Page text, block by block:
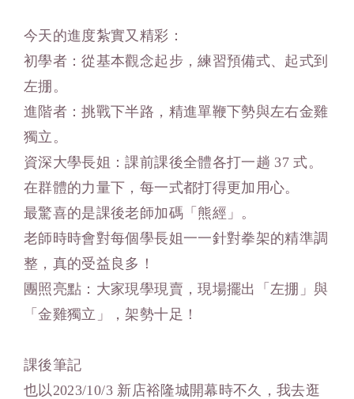
今天的進度紮實又精彩：
初學者：從基本觀念起步，練習預備式、起式到
左掤。
進階者：挑戰下半路，精進單鞭下勢與左右金雞
獨立。
資深大學長姐：課前課後全體各打一趟 37 式。
在群體的力量下，每一式都打得更加用心。
最驚喜的是課後老師加碼「熊經」。
老師時時會對每個學長姐一一針對拳架的精準調
整，真的受益良多！
團照亮點：大家現學現賣，現場擺出「左掤」與
「金雞獨立」，架勢十足！
課後筆記
也以2023/10/3 新店裕隆城開幕時不久，我去逛